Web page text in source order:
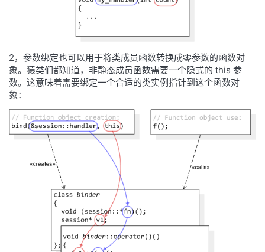
2，参数绑定也可以用于将类成员函数转换成零参数的函数对
象。猿类们都知道，非静态成员函数需要一个隐式的 this 参
数。这意味着需要绑定一个合适的类实例指针到这个函数对
象：